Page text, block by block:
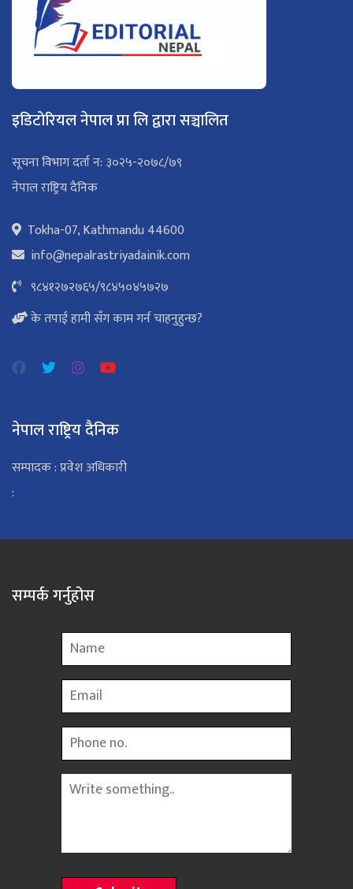
इडिटोरियल नेपाल प्रा लि द्वारा सञ्चालित
सूचना विभाग दर्ता न: ३०२५-२०७८/७९
नेपाल राष्ट्रिय दैनिक
Tokha-07, Kathmandu 44600
info@nepalrastriyadainik.com
९८४१२७२७६५/९८४५०४५७२७
के तपाई हामी सँग काम गर्न चाहनुहुन्छ?
नेपाल राष्ट्रिय दैनिक
सम्पादक : प्रवेश अधिकारी
:
सम्पर्क गर्नुहोस
Name
Email
Phone
Message